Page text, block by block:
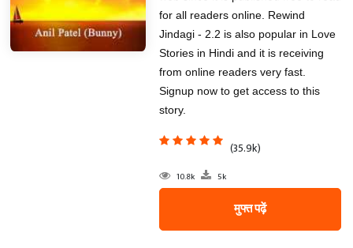
for all readers online. Rewind
Jindagi - 2.2 is also popular in Love
Stories in Hindi and it is receiving
from online readers very fast.
Signup now to get access to this
story.
(35.9k)
10.8k 5k
मुफ्त पढ़ें